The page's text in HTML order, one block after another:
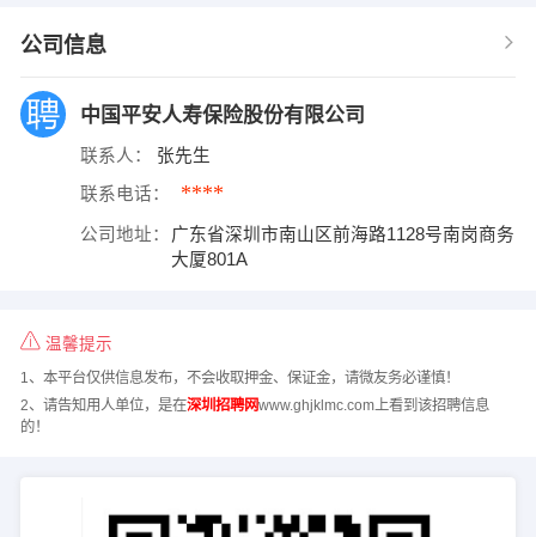
公司信息
中国平安人寿保险股份有限公司
联系人： 张先生
联系电话： ****
公司地址：
广东省深圳市南山区前海路1128号南岗商务
大厦801A
温馨提示
1、本平台仅供信息发布，不会收取押金、保证金，请微友务必谨慎！
2、请告知用人单位，是在深圳招聘网www.ghjklmc.com上看到该招聘信息
的！